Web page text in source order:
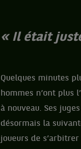
« Il était
Quelques minutes
hommes n’ont plus
à nouveau. Ses
désormais la
joueurs de